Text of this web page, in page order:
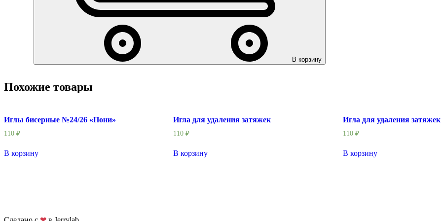
В корзину
Похожие товары
Иглы бисерные №24/26 «Пони»
110 ₽
В корзину
Игла для удаления затяжек
110₽
В корзину
Игла для удаления затяжек
110 ₽
В корзину